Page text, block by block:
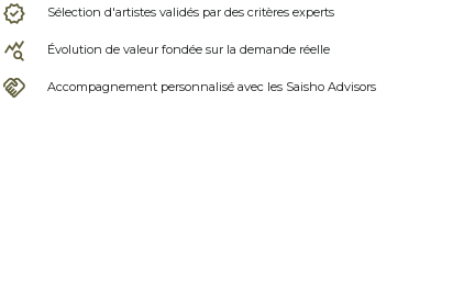
Sélection d'artistes validés par des critères experts
Évolution de valeur fondée sur la demande réelle
Accompagnement personnalisé avec les Saisho Advisors